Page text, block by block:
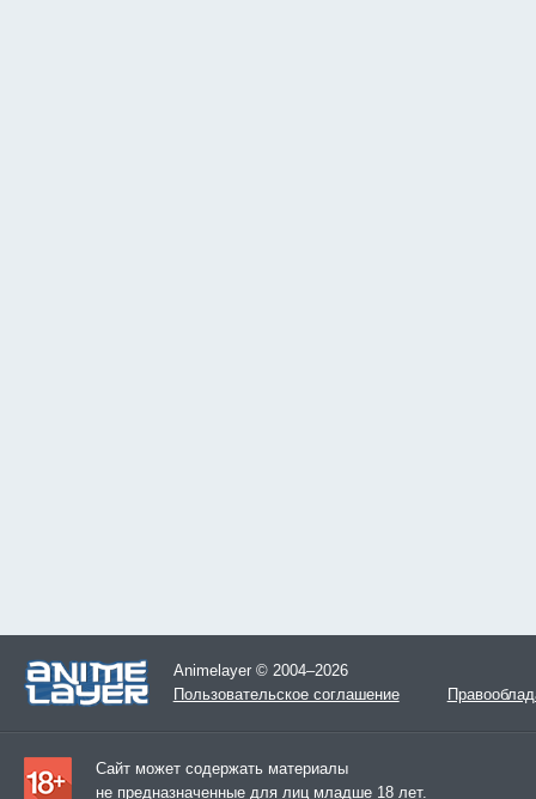
Animelayer © 2004–2026
Пользовательское соглашение
Сайт может содержать материалы
не предназначенные для лиц младше 18 лет.